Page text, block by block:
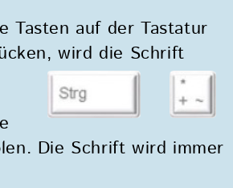
Tasten auf der Tastatur
wird die Schrift
Die Schrift wird immer